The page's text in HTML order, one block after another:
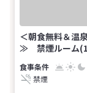
＜朝食無料＆温
≫ 禁煙ルーム(1
禁煙